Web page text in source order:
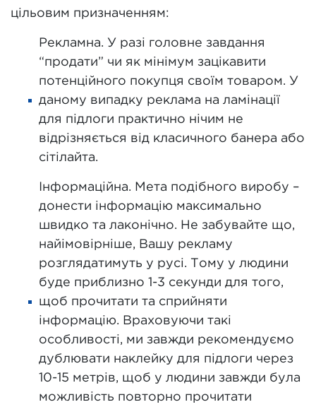
цільовим призначенням:
Рекламна. У разі головне завдання
“продати” чи як мінімум зацікавити
потенційного покупця своїм товаром. У
даному випадку реклама на ламінації
для підлоги практично нічим не
відрізняється від класичного банера або
сітілайта.
Інформаційна. Мета подібного виробу –
донести інформацію максимально
швидко та лаконічно. Не забувайте що,
найімовірніше, Вашу рекламу
розглядатимуть у русі. Тому у людини
буде приблизно 1-3 секунди для того,
щоб прочитати та сприйняти
інформацію. Враховуючи такі
особливості, ми завжди рекомендуємо
дублювати наклейку для підлоги через
10-15 метрів, щоб у людини завжди була
можливість повторно прочитати